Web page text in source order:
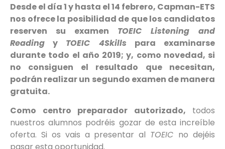
Desde el día 1 y hasta el 14 febrero, Capman-ETS
nos ofrece la posibilidad de que los candidatos
reserven su examen TOEIC Listening and
Reading y TOEIC 4Skills para examinarse
durante todo el año 2019; y, como novedad, si
no consiguen el resultado que necesitan,
podrán realizar un segundo examen de manera
gratuita.
Como centro preparador autorizado, todos
nuestros alumnos podréis gozar de esta increíble
oferta. Si os vais a presentar al TOEIC no dejéis